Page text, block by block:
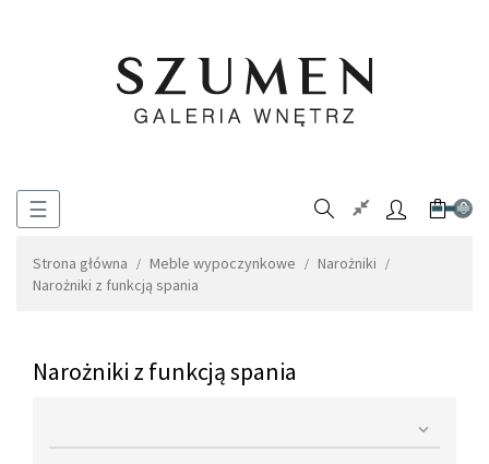
Toggle
☰ 0
Strona główna Meble wypoczynkowe
Narożniki
Narożniki z funkcją spania
Narożniki z funkcją spania
